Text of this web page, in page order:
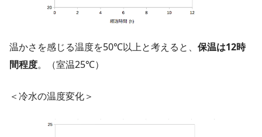
温かさを感じる温度を50℃以上と考えると、 保温は12時
間程度。（室温25℃）
＜冷水の温度変化＞